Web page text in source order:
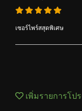
เซอร์ไพร์สสุดพิเศษ
เพิ่มรายการโป